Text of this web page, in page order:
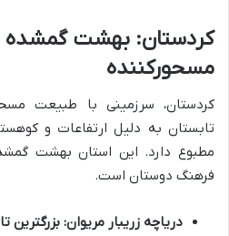
کردستان: بهشت گمشده
مسحورکننده
کردستان، سرزمینی با طبیعت
تابستان به دلیل ارتفاعات و
مطبوع دارد. این استان بهشت
فرهنگ دوستان است.
دریاچه زریبار مریوان: